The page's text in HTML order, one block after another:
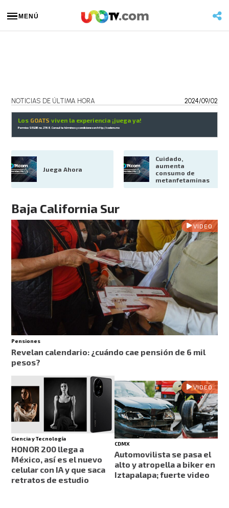
MENÚ
NOTICIAS DE ÚLTIMA HORA 2024/09/02
Los GOATS viven la experiencia ¡juega ya!
Permiso SEGOB no. 2768. Consulta términos y condiciones enhttp://codere.mx
Juega Ahora
Cuidado,
aumenta
consumo de
metanfetaminas
Baja California Sur
VIDEO
Pensiones
Revelan calendario: ¿cuándo cae pensión de 6 mil
pesos?
Ciencia y Tecnología
HONOR 200 llega a
México, así es el nuevo
celular con IA y que saca
retratos de estudio
VIDEO
CDMX
Automovilista se pasa el
alto y atropella a biker en
Iztapalapa; fuerte video